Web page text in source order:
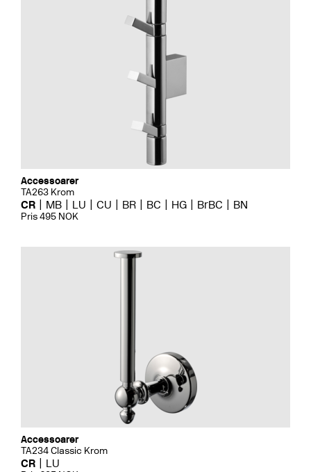
Accessoarer
TA263 Krom
CR MB LU CU BR BC HG BrBC BN
Pris 495 NOK
Accessoarer
TA234 Classic Krom
CR LU